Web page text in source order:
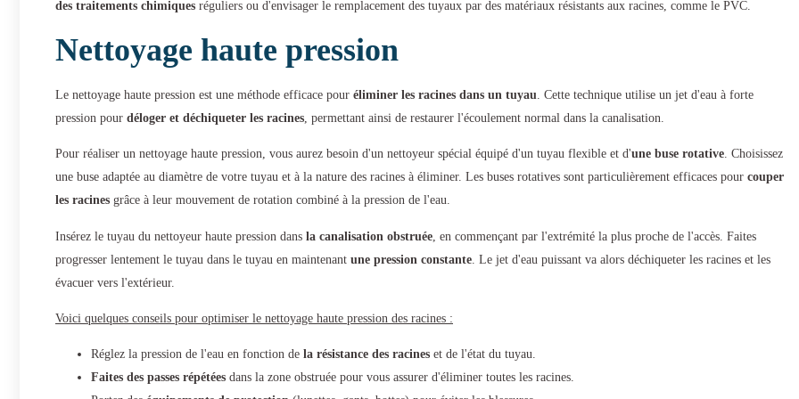
des traitements chimiques réguliers ou d'envisager le remplacement des tuyaux par des matériaux résistants aux racines, comme le PVC.
Nettoyage haute pression
Le nettoyage haute pression est une méthode efficace pour éliminer les racines dans un tuyau . Cette technique utilise un jet d'eau à forte
pression pour déloger et déchiqueter les racines , permettant ainsi de restaurer l'écoulement normal dans la canalisation.
Pour réaliser un nettoyage haute pression, vous aurez besoin d'un nettoyeur spécial équipé d'un tuyau flexible et d'une buse rotative. Choisissez
une buse adaptée au diamètre de votre tuyau et à la nature des racines à éliminer. Les buses rotatives sont particulièrement efficaces pour couper
les racines grâce à leur mouvement de rotation combiné à la pression de l'eau.
Insérez le tuyau du nettoyeur haute pression dans la canalisation obstruée , en commençant par l'extrémité la plus proche de l'accès. Faites
progresser lentement le tuyau dans le tuyau en maintenant une pression constante . Le jet d'eau puissant va alors déchiqueter les racines et les
évacuer vers l'extérieur.
Voici quelques conseils pour optimiser le nettoyage haute pression des racines :
Réglez la pression de l'eau en fonction de la résistance des racines et de l'état du tuyau.
Faites des passes répétées dans la zone obstruée pour vous assurer d'éliminer toutes les racines.